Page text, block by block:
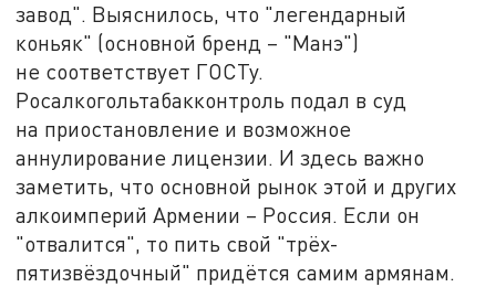
завод". Выяснилось, что "легендарный
коньяк" (основной бренд – "Манэ")
не соответствует ГОСТу.
Росалкогольтабакконтроль подал в суд
на приостановление и возможное
аннулирование лицензии. И здесь важно
заметить, что основной рынок этой и других
алкоимперий Армении – Россия. Если он
"отвалится", то пить свой "трёх-
пятизвёздочный" придётся самим армянам.